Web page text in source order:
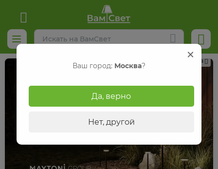
Реклама
Ваш город: Москва?
Да, верно
Нет, другой